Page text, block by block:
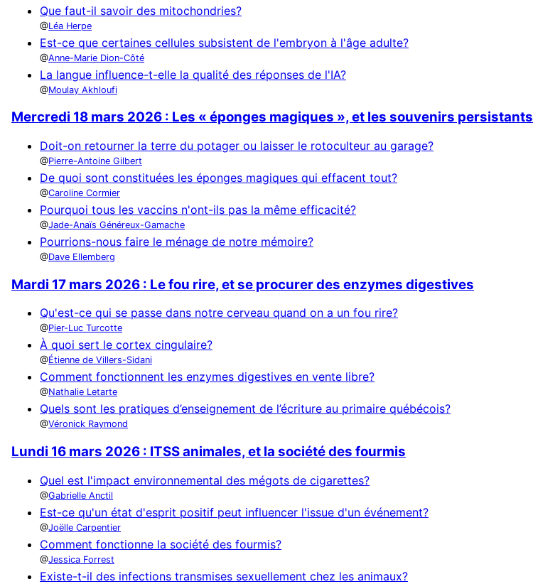
Que faut-il savoir des mitochondries?
Léa Herpe
Est-ce que certaines cellules subsistent de l'embryon à l'âge adulte?
Anne-Marie Dion-Côté
La langue influence-t-elle la qualité des réponses de l'IA?
Moulay Akhloufi
Mercredi 18 mars 2026 : Les « éponges magiques », et les souvenirs persistants
Doit-on retourner la terre du potager ou laisser le rotoculteur au garage?
Pierre-Antoine Gilbert
De quoi sont constituées les éponges magiques qui effacent tout?
Caroline Cormier
Pourquoi tous les vaccins n'ont-ils pas la même efficacité?
Jade-Anaïs Généreux-Gamache
Pourrions-nous faire le ménage de notre mémoire?
Dave Ellemberg
Mardi 17 mars 2026 : Le fou rire, et se procurer des enzymes digestives
Qu'est-ce qui se passe dans notre cerveau quand on a un fou rire?
Pier-Luc Turcotte
À quoi sert le cortex cingulaire?
Étienne de Villers-Sidani
Comment fonctionnent les enzymes digestives en vente libre?
Nathalie Letarte
Quels sont les pratiques d’enseignement de l’écriture au primaire québécois?
Véronick Raymond
Lundi 16 mars 2026 : ITSS animales, et la société des fourmis
Quel est l'impact environnemental des mégots de cigarettes?
Gabrielle Anctil
Est-ce qu'un état d'esprit positif peut influencer l'issue d'un événement?
Joëlle Carpentier
Comment fonctionne la société des fourmis?
Jessica Forrest
Existe-t-il des infections transmises sexuellement chez les animaux?